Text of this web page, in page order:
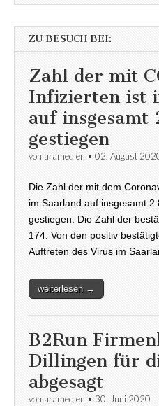
ZU BESUCH BEI:
Zahl der mit
Infizierten ist
auf insgesamt
gestiegen
von aramedien • 02. August
Die Zahl der mit dem
im Saarland auf insgesamt
gestiegen. Die Zahl der
174. Von den positiv
Auftreten des Virus im
weiterlesen →
B2Run
Dillingen für
abgesagt
von aramedien • 30. Juni 2020